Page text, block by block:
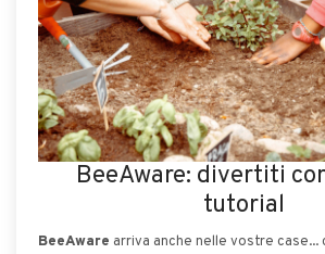
BeeAware: divertiti
tutorial
BeeAware arriva anche nelle vostre case...